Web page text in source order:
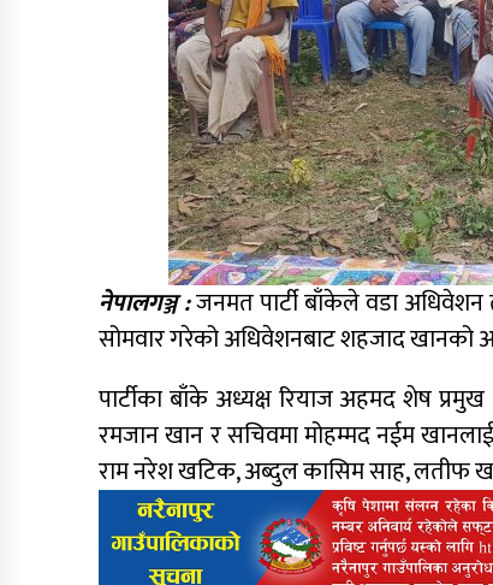
नेपालगञ्ज :जनमत पार्टी बाँकेले वडा अधिवेशन
सोमवार गरेको अधिवेशनबाट शहजाद खानको
पार्टीका बाँके अध्यक्ष रियाज अहमद शेष
रमजान खान र सचिवमा मोहम्मद नईम
राम नरेश खटिक, अब्दुल कासिम साह, लतीफ